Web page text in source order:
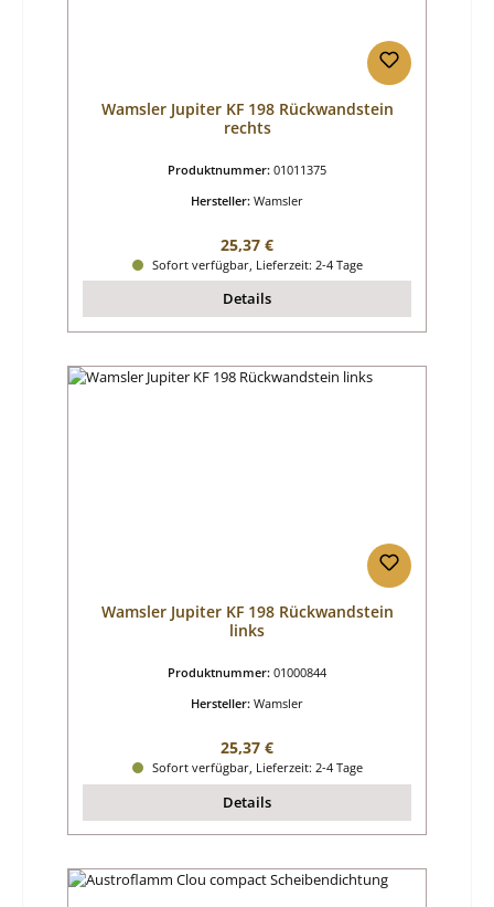
Wamsler Jupiter KF 198 Rückwandstein
rechts
Produktnummer: 01011375
Hersteller: Wamsler
Regulärer Preis:
25,37 €
Sofort verfügbar, Lieferzeit: 2-4 Tage
Details
Wamsler Jupiter KF 198 Rückwandstein
links
Produktnummer: 01000844
Hersteller: Wamsler
Regulärer Preis:
25,37 €
Sofort verfügbar, Lieferzeit: 2-4 Tage
Details